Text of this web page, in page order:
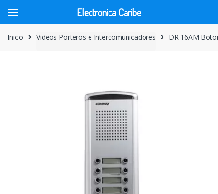
Inicio Videos Porteros e Intercomunicadores DR-16AM
Electronica Caribe